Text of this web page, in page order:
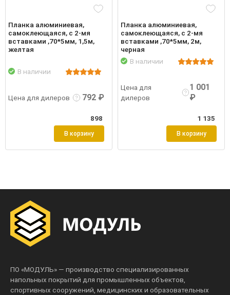
Планка алюминиевая,
самоклеющаяся, с 2-мя
вставками ,70*5мм, 1,5м,
желтая
В наличии
Цена для дилеров
Войти
792 ₽
898
В корзину
Планка алюминиевая,
самоклеющаяся, с 2-мя
вставками ,70*5мм, 2м,
черная
В наличии
Цена для
дилеров
Подробнее
1 001
₽
1 135
В корзину
ПО «МОДУЛЬ» — производство специализированных
напольных покрытий для промышленных объектов,
спортивных сооружений, медицинских и образовательных